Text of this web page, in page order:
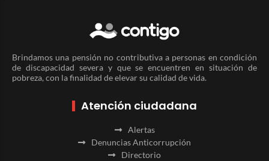
Brindamos una pensión no contributiva a personas en condición
de discapacidad severa y que se encuentren en situación de
pobreza, con la finalidad de elevar su calidad de vida.
Atención ciudadana
Alertas
Denuncias Anticorrupción
Directorio